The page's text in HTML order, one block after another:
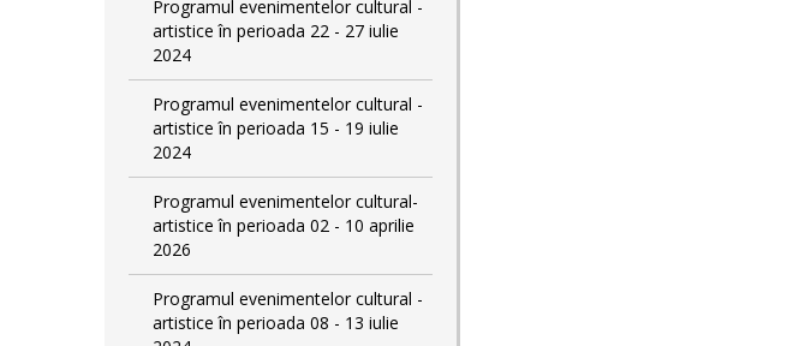
Programul evenimentelor cultural -
artistice în perioada 22 - 27 iulie
2024
Programul evenimentelor cultural -
artistice în perioada 15 - 19 iulie
2024
Programul evenimentelor cultural-
artistice în perioada 02 - 10 aprilie
2026
Programul evenimentelor cultural -
artistice în perioada 08 - 13 iulie